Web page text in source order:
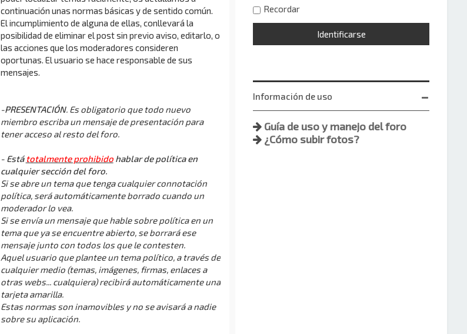
continuación unas normas básicas y de sentido común.
El incumplimiento de alguna de ellas, conllevará la
posibilidad de eliminar el post sin previo aviso, editarlo, o
las acciones que los moderadores consideren
oportunas. El usuario se hace responsable de sus
mensajes.
-PRESENTACIÓN. Es obligatorio que todo nuevo
miembro escriba un mensaje de presentación para
tener acceso al resto del foro.
- Está totalmente prohibidohablar de política en
cualquier sección del foro.
Si se abre un tema que tenga cualquier connotación
política, será automáticamente borrado cuando un
moderador lo vea.
Si se envía un mensaje que hable sobre política en un
tema que ya se encuentre abierto, se borrará ese
mensaje junto con todos los que le contesten.
Aquel usuario que plantee un tema político, a través de
cualquier medio (temas, imágenes, firmas, enlaces a
otras webs... cualquiera) recibirá automáticamente una
tarjeta amarilla.
Estas normas son inamovibles y no se avisará a nadie
sobre su aplicación.
Recordar
Información de uso
Guía de uso y manejo del foro
¿Cómo subir fotos?